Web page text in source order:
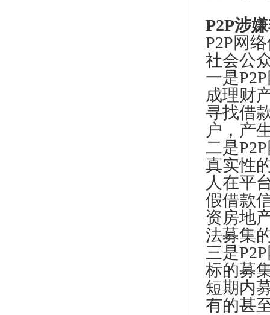
P2P涉
P2P网
社会公
一是
成理财
寻找借
户，产
二是
真实性
人在平
假借款
资房地
法募集
三是
标的募
短期内
有的甚